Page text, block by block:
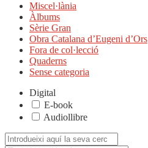
Miscel·lània
Àlbums
Sèrie Gran
Obra Catalana d’Eugeni d’Ors
Fora de col·lecció
Quaderns
Sense categoria
Digital
E-book
Audiollibre
Cerca: